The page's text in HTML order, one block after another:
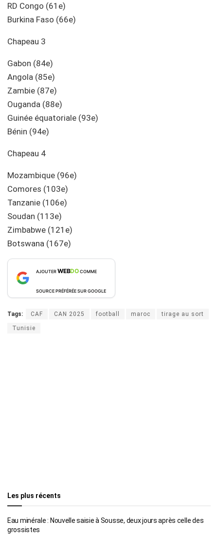
RD Congo (61e)
Burkina Faso (66e)
Chapeau 3
Gabon (84e)
Angola (85e)
Zambie (87e)
Ouganda (88e)
Guinée équatoriale (93e)
Bénin (94e)
Chapeau 4
Mozambique (96e)
Comores (103e)
Tanzanie (106e)
Soudan (113e)
Zimbabwe (121e)
Botswana (167e)
AJOUTERWEBDOCOMME
SOURCE PRÉFÉRÉE SUR GOOGLE
Tags: CAF CAN 2025 football maroc tirage au sort
Tunisie
Les plus récents
Eau minérale : Nouvelle saisie à Sousse, deux jours après celle des
grossistes